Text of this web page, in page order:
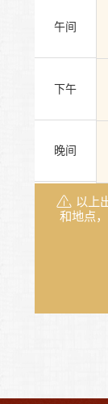
午间
下午
晚间
以上
和地点